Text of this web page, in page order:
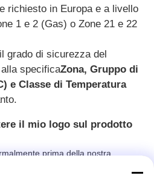
richiesto in Europa e a livello
1 e 2 (Gas) o Zone 21 e 22
grado di sicurezza del
specificaZona, Gruppo di
e Classe di Temperatura
il mio logo sul prodotto
prima della nostra
il design in base al nostro